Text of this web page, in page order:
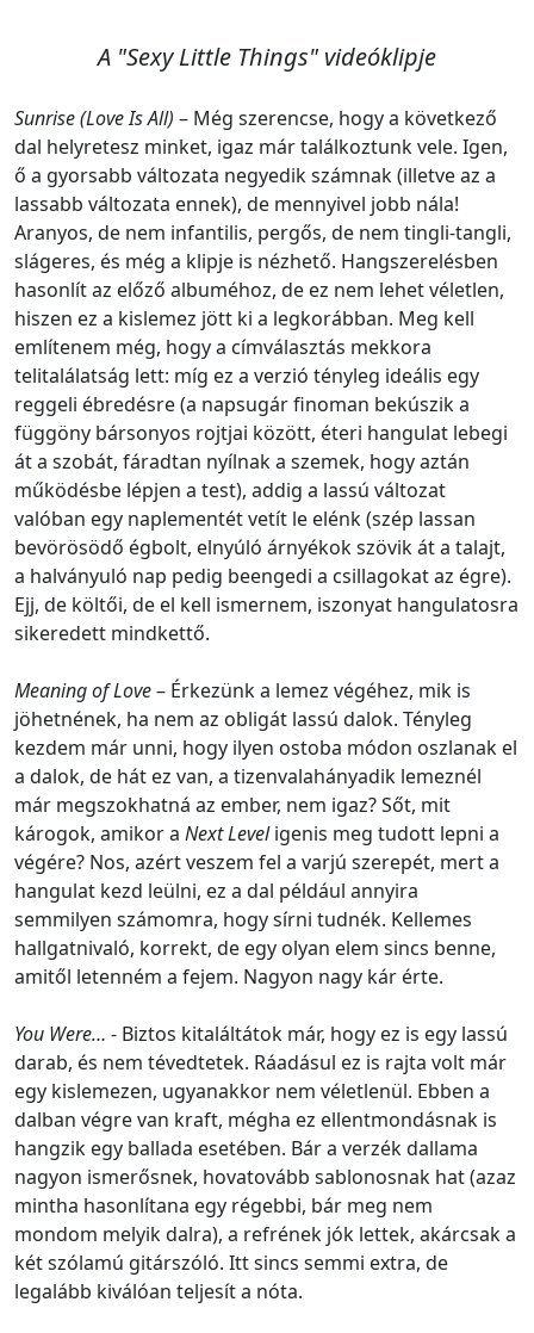
A "Sexy Little Things" videóklipje
Sunrise (Love Is All) – Még szerencse, hogy a következő
dal helyretesz minket, igaz már találkoztunk vele. Igen,
ő a gyorsabb változata negyedik számnak (illetve az a
lassabb változata ennek), de mennyivel jobb nála!
Aranyos, de nem infantilis, pergős, de nem tingli-tangli,
slágeres, és még a klipje is nézhető. Hangszerelésben
hasonlít az előző albuméhoz, de ez nem lehet véletlen,
hiszen ez a kislemez jött ki a legkorábban. Meg kell
említenem még, hogy a címválasztás mekkora
telitalálatság lett: míg ez a verzió tényleg ideális egy
reggeli ébredésre (a napsugár finoman bekúszik a
függöny bársonyos rojtjai között, éteri hangulat lebegi
át a szobát, fáradtan nyílnak a szemek, hogy aztán
működésbe lépjen a test), addig a lassú változat
valóban egy naplementét vetít le elénk (szép lassan
bevörösödő égbolt, elnyúló árnyékok szövik át a talajt,
a halványuló nap pedig beengedi a csillagokat az égre).
Ejj, de költői, de el kell ismernem, iszonyat hangulatosra
sikeredett mindkettő.
Meaning of Love– Érkezünk a lemez végéhez, mik is
jöhetnének, ha nem az obligát lassú dalok. Tényleg
kezdem már unni, hogy ilyen ostoba módon oszlanak el
a dalok, de hát ez van, a tizenvalahányadik lemeznél
már megszokhatná az ember, nem igaz? Sőt, mit
károgok, amikor a Next Leveligenis meg tudott lepni a
végére? Nos, azért veszem fel a varjú szerepét, mert a
hangulat kezd leülni, ez a dal például annyira
semmilyen számomra, hogy sírni tudnék. Kellemes
hallgatnivaló, korrekt, de egy olyan elem sincs benne,
amitől letenném a fejem. Nagyon nagy kár érte.
You Were… - Biztos kitaláltátok már, hogy ez is egy lassú
darab, és nem tévedtetek. Ráadásul ez is rajta volt már
egy kislemezen, ugyanakkor nem véletlenül. Ebben a
dalban végre van kraft, mégha ez ellentmondásnak is
hangzik egy ballada esetében. Bár a verzék dallama
nagyon ismerősnek, hovatovább sablonosnak hat (azaz
mintha hasonlítana egy régebbi, bár meg nem
mondom melyik dalra), a refrének jók lettek, akárcsak a
két szólamú gitárszóló. Itt sincs semmi extra, de
legalább kiválóan teljesít a nóta.